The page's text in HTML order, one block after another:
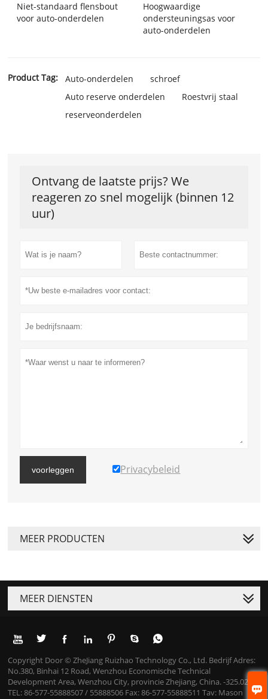

Niet-standaard flensbout
voor auto-onderdelen
Hoogwaardige
ondersteuningsas voor
auto-onderdelen
Product Tag: Auto-onderdelen
schroef
Auto reserve onderdelen
Roestvrij staal
reserveonderdelen
Ontvang de laatste prijs? We
reageren zo snel mogelijk (binnen 12
uur)
voorleggen Privacybeleid
MEER PRODUCTEN
MEER DIENSTEN
      
Copyright Door © ZheJiang Ruizhao Technology Co., Ltd. Bedrijf Adres:
No.380, Binhai 12 Road, Wenzhou Economische Technical
Development Area, Wenzhou City, provincie Zhejiang, China. -325.025
TEL: 86-577-55888507 / 55888506 Fax: 86-577-55888511 Tav: Mason